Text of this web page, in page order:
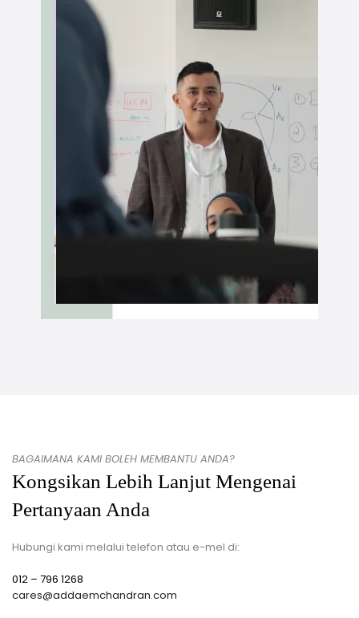
BAGAIMANA KAMI BOLEH MEMBANTU ANDA?
Kongsikan Lebih Lanjut Mengenai
Pertanyaan Anda
Hubungi kami melalui telefon atau e-mel di:
012 – 796 1268
cares@addaemchandran.com